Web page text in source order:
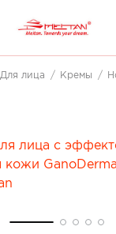
Для лица Кремы